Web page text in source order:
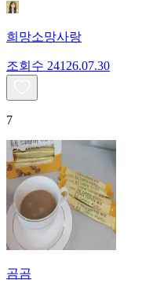
희망소망사랑
조회수 241 26.07.30
7
곰곰